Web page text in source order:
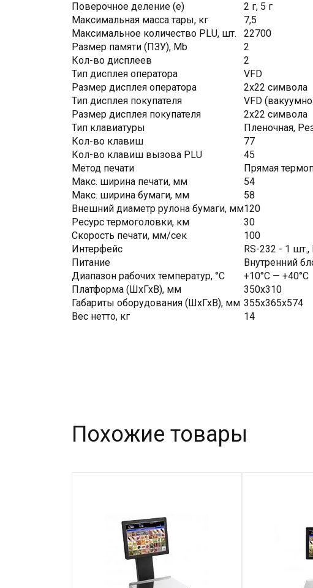
Поверочное деление (e)
2 г, 5 г
Максимальная масса тары, кг
7,5
Максимальное количество PLU, шт.
22700
Размер памяти (ПЗУ), Mb
2
Кол-во дисплеев
2
Тип дисплея оператора
VFD
Размер дисплея оператора
2х22 символа
Тип дисплея покупателя
VFD
Размер дисплея покупателя
2х22 символа
Тип клавиатуры
Пленочная,
Кол-во клавиш
77
Кол-во клавиш вызова PLU
45
Метод печати
Прямая
Макс. ширина печати, мм
54
Макс. ширина бумаги, мм
58
Внешний диаметр рулона бумаги, мм120
Ресурс термоголовки, км
30
Скорость печати, мм/сек
100
Интерфейс
RS-232 - 1
Питание
Внутренний
Диапазон рабочих температур, °C
+10°C — +40°C
Платформа (ШхГхВ), мм
350x310
Габариты оборудования (ШхГхВ), мм 355x365x574
Вес нетто, кг
14
Похожие товары